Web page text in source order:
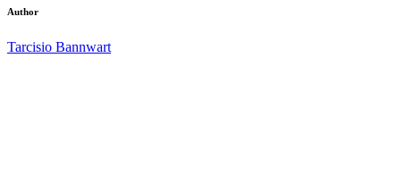
Author
Tarcisio Bannwart